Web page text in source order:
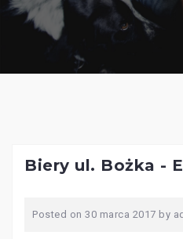
Biery ul. Bożka -
Posted on 30 marca 2017 by